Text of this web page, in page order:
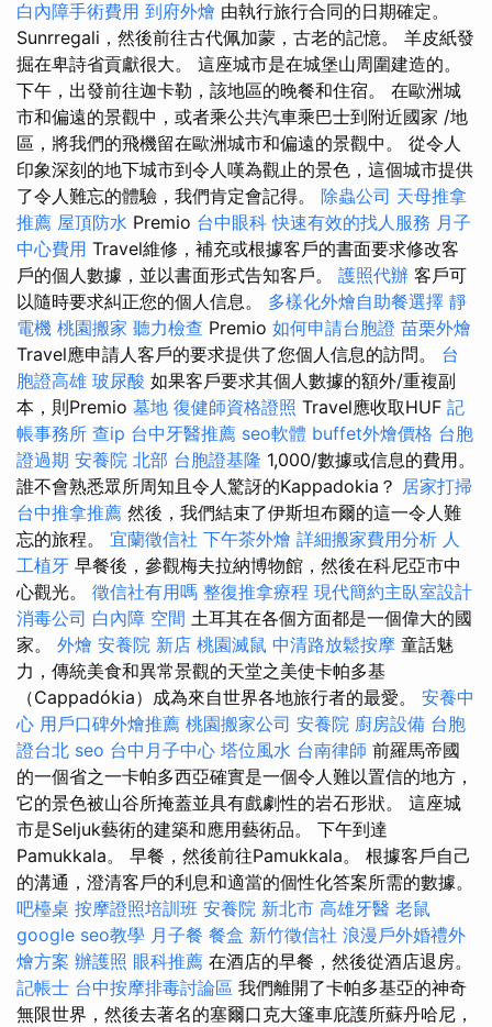
白內障手術費用 到府外燴 由執行旅行合同的日期確定。
Sunrregali，然後前往古代佩加蒙，古老的記憶。 羊皮紙發
掘在卑詩省貢獻很大。 這座城市是在城堡山周圍建造的。
下午，出發前往迦卡勒，該地區的晚餐和住宿。 在歐洲城
市和偏遠的景觀中，或者乘公共汽車乘巴士到附近國家 /地
區，將我們的飛機留在歐洲城市和偏遠的景觀中。 從令人
印象深刻的地下城市到令人嘆為觀止的景色，這個城市提供
了令人難忘的體驗，我們肯定會記得。 除蟲公司 天母推拿
推薦 屋頂防水 Premio 台中眼科 快速有效的找人服務 月子
中心費用 Travel維修，補充或根據客戶的書面要求修改客
戶的個人數據，並以書面形式告知客戶。 護照代辦 客戶可
以隨時要求糾正您的個人信息。 多樣化外燴自助餐選擇 靜
電機 桃園搬家 聽力檢查 Premio 如何申請台胞證 苗栗外燴
Travel應申請人客戶的要求提供了您個人信息的訪問。 台
胞證高雄 玻尿酸 如果客戶要求其個人數據的額外/重複副
本，則Premio 墓地 復健師資格證照 Travel應收取HUF 記
帳事務所 查ip 台中牙醫推薦 seo軟體 buffet外燴價格 台胞
證過期 安養院 北部 台胞證基隆 1,000/數據或信息的費用。
誰不會熟悉眾所周知且令人驚訝的Kappadokia？ 居家打掃
台中推拿推薦 然後，我們結束了伊斯坦布爾的這一令人難
忘的旅程。 宜蘭徵信社 下午茶外燴 詳細搬家費用分析 人
工植牙 早餐後，參觀梅夫拉納博物館，然後在科尼亞市中
心觀光。 徵信社有用嗎 整復推拿療程 現代簡約主臥室設計
消毒公司 白內障 空間 土耳其在各個方面都是一個偉大的國
家。 外燴 安養院 新店 桃園滅鼠 中清路放鬆按摩 童話魅
力，傳統美食和異常景觀的天堂之美使卡帕多基
（Cappadókia）成為來自世界各地旅行者的最愛。 安養中
心 用戶口碑外燴推薦 桃園搬家公司 安養院 廚房設備 台胞
證台北 seo 台中月子中心 塔位風水 台南律師 前羅馬帝國
的一個省之一卡帕多西亞確實是一個令人難以置信的地方，
它的景色被山谷所掩蓋並具有戲劇性的岩石形狀。 這座城
市是Seljuk藝術的建築和應用藝術品。 下午到達
Pamukkala。 早餐，然後前往Pamukkala。 根據客戶自己
的溝通，澄清客戶的利息和適當的個性化答案所需的數據。
吧檯桌 按摩證照培訓班 安養院 新北市 高雄牙醫 老鼠
google seo教學 月子餐 餐盒 新竹徵信社 浪漫戶外婚禮外
燴方案 辦護照 眼科推薦 在酒店的早餐，然後從酒店退房。
記帳士 台中按摩排毒討論區 我們離開了卡帕多基亞的神奇
無限世界，然後去著名的塞爾口克大篷車庇護所蘇丹哈尼，